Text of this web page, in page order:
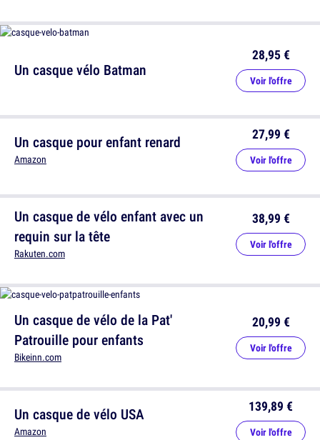
Un casque pour enfant renard
Amazon
27,99 €
Voir l'offre
Un casque de vélo de la Pat'
Patrouille pour enfants
Bikeinn.com
20,99 €
Voir l'offre
Un casque vélo Batman
28,95 €
Voir l'offre
Un casque de vélo enfant avec un
requin sur la tête
Rakuten.com
38,99 €
Voir l'offre
Un casque de vélo USA
Amazon
139,89 €
Voir l'offre